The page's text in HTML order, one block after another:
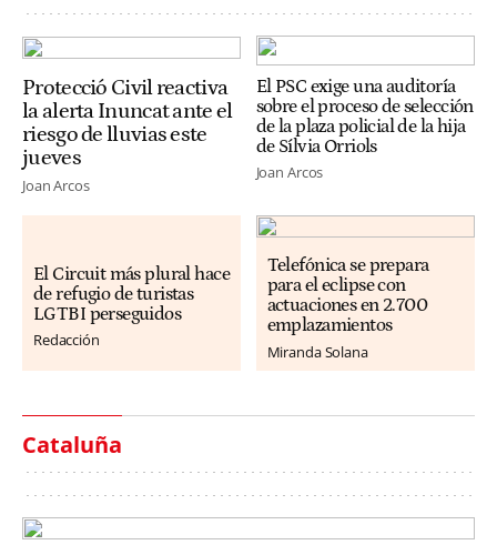
Protecció Civil reactiva
la alerta Inuncat ante el
riesgo de lluvias este
jueves
Joan Arcos
El PSC exige una auditoría
sobre el proceso de selección
de la plaza policial de la hija
de Sílvia Orriols
Joan Arcos
El Circuit más plural hace
de refugio de turistas
LGTBI perseguidos
Redacción
Telefónica se prepara
para el eclipse con
actuaciones en 2.700
emplazamientos
Miranda Solana
Cataluña